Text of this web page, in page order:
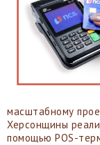
масштабному
Херсонщины
помощью POS-